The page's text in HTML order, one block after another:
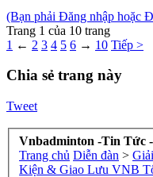
(Bạn phải Đăng nhập hoặc
Trang 1 của 10 trang
1 ← 2 3 4 5 6 → 10 Tiếp >
Chia sẻ trang này
Tweet
Vnbadminton -Tin Tức
Trang chủ Diễn đàn >
Kiện & Giao Lưu VNB